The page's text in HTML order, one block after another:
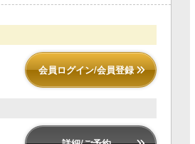
会員ログイン/会員登録